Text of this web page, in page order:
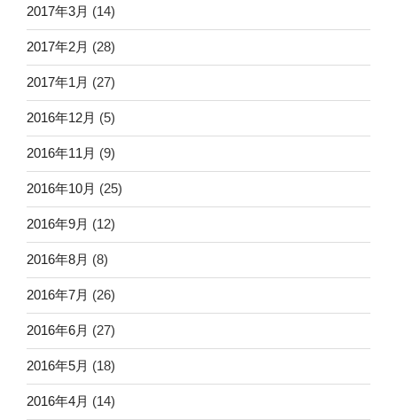
2017年3月 (14)
2017年2月 (28)
2017年1月 (27)
2016年12月 (5)
2016年11月 (9)
2016年10月 (25)
2016年9月 (12)
2016年8月 (8)
2016年7月 (26)
2016年6月 (27)
2016年5月 (18)
2016年4月 (14)